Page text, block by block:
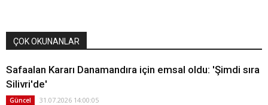
ÇOK OKUNANLAR
Safaalan Kararı Danamandıra için emsal oldu: 'Şimdi sıra
Silivri'de'
Güncel 31.07.2026 14:00:05